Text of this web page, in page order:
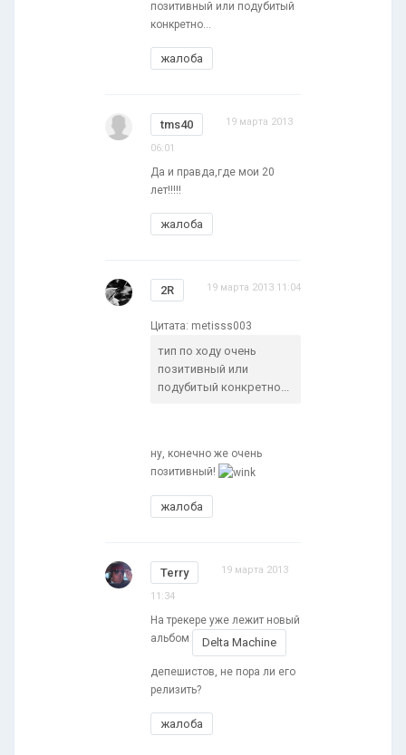
позитивный или подубитый
конкретно...
жалоба
tms40 19 марта 2013
06:01
Да и правда,где мои 20
лет!!!!!
жалоба
2R 19 марта 2013 11:04
Цитата: metisss003
тип по ходу очень
позитивный или
подубитый конкретно...
ну, конечно же очень
позитивный!
жалоба
Terry 19 марта 2013
11:34
На трекере уже лежит новый
альбом
Delta Machine
депешистов, не пора ли его
релизить?
жалоба